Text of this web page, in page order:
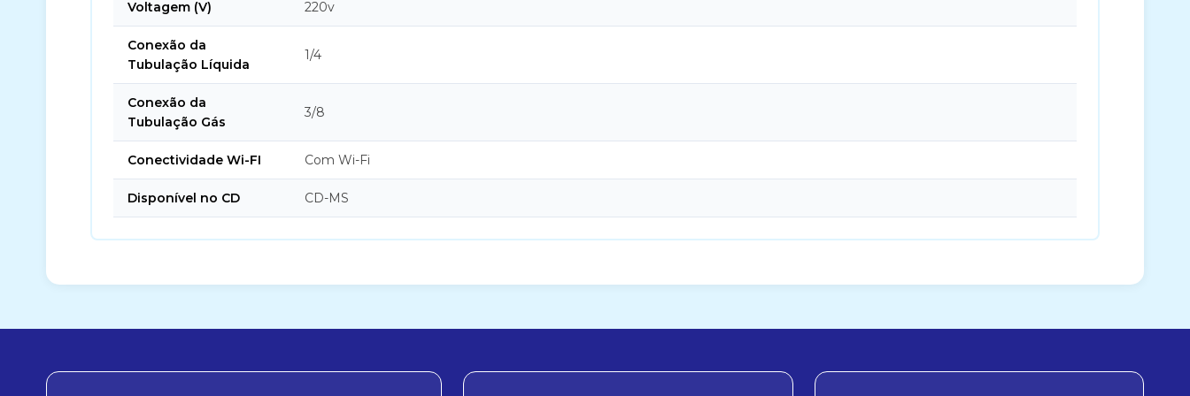
Voltagem (V) 220v
Conexão da
Tubulação Líquida
1/4
Conexão da
Tubulação Gás
3/8
Conectividade Wi-FI Com Wi-Fi
Disponível no CD CD-MS